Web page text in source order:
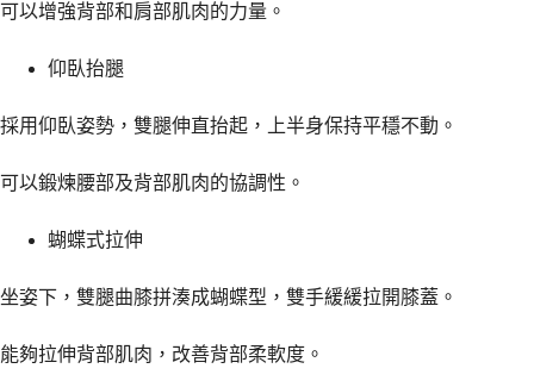
可以增強背部和肩部肌肉的力量。
仰臥抬腿
採用仰臥姿勢，雙腿伸直抬起，上半身保持平穩不動。
可以鍛煉腰部及背部肌肉的協調性。
蝴蝶式拉伸
坐姿下，雙腿曲膝拼湊成蝴蝶型，雙手緩緩拉開膝蓋。
能夠拉伸背部肌肉，改善背部柔軟度。